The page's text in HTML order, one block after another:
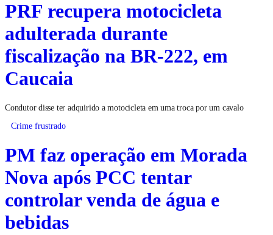
PRF recupera motocicleta
adulterada durante
fiscalização na BR-222, em
Caucaia
Condutor disse ter adquirido a motocicleta em uma troca por um cavalo
Crime frustrado
PM faz operação em Morada
Nova após PCC tentar
controlar venda de água e
bebidas